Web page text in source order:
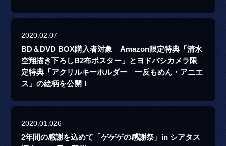
2020.02.07
BD＆DVD BOX購入者対象 Amazon限定特典「清水
空翔描き下ろしB2布ポスター」とヨドバシカメラ限
定特典「アクリルキーホルダー 一反もめん・アニエ
ス」の絵柄を公開！
2020.01.026
2年間の感謝を込めて「ゲゲゲの感謝祭」in シアタス